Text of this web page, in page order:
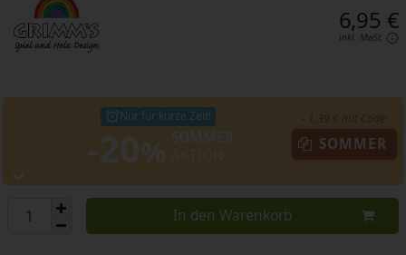
6,95 €
inkl. MwSt.
Nur für kurze Zeit!
SOMMER
In den Warenkorb